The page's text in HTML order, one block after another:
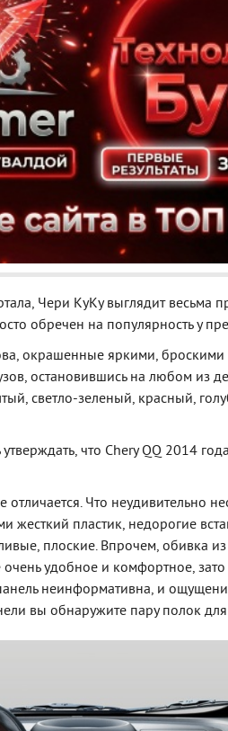
Чери КуКу выглядит весьма
обречен на популярность у
окрашенные яркими,
остановившись на любом из
светло-зеленый, красный,
что Chery QQ 2014
Что неудивительно
жесткий пластик, недорогие
плоские. Впрочем, обивка
удобное и комфортное,
неинформативна, и
вы обнаружите пару полок